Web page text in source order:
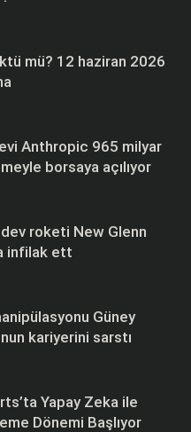
mü? 12 haziran 2026
Anthropic 965 milyar
borsaya açılıyor
dev roketi New Glenn
infilak ett
Güney
kariyerini sarstı
Yapay Zeka ile
Dönemi Başlıyor